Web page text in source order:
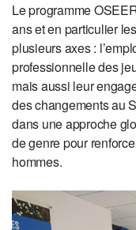
Le programme
ans et en particulier
plusieurs axes :
professionnelle des
mais aussi leur
des changements au
dans une approche
de genre pour
hommes.